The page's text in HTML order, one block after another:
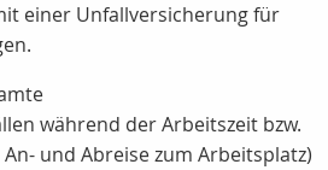
einer Unfallversicherung für
während der Arbeitszeit bzw.
und Abreise zum Arbeitsplatz)